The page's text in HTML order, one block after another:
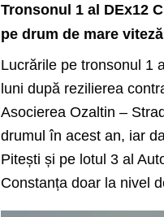
Tronsonul 1 al DEx12
pe drum de mare
Lucrările pe tronsonul 1
luni după rezilierea
Asocierea Ozaltin –
drumul în acest an, iar
Pitești și pe lotul 3 al
Constanța doar la nivel